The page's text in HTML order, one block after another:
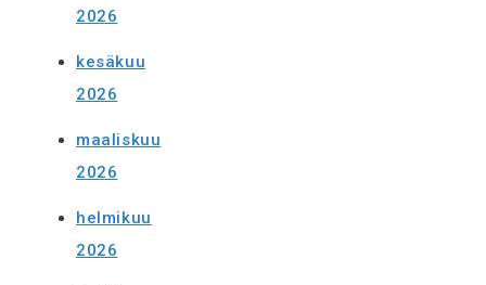
2026
kesäkuu
2026
maaliskuu
2026
helmikuu
2026